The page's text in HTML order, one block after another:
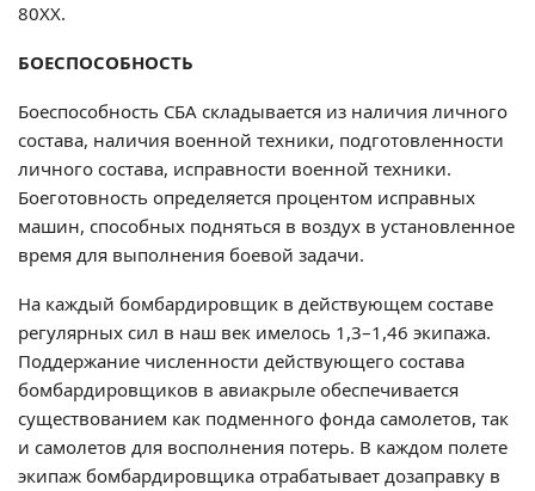
80ХХ.
БОЕСПОСОБНОСТЬ
Боеспособность СБА складывается из наличия личного
состава, наличия военной техники, подготовленности
личного состава, исправности военной техники.
Боеготовность определяется процентом исправных
машин, способных подняться в воздух в установленное
время для выполнения боевой задачи.
На каждый бомбардировщик в действующем составе
регулярных сил в наш век имелось 1,3–1,46 экипажа.
Поддержание численности действующего состава
бомбардировщиков в авиакрыле обеспечивается
существованием как подменного фонда самолетов, так
и самолетов для восполнения потерь. В каждом полете
экипаж бомбардировщика отрабатывает дозаправку в